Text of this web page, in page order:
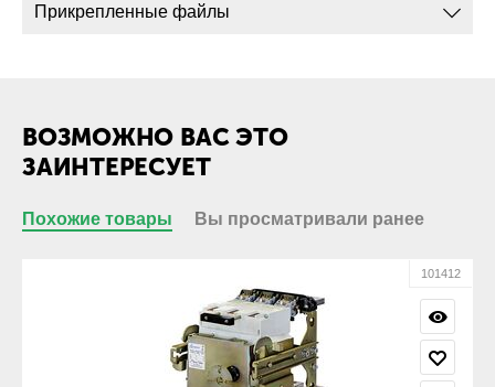
кабеля без
наконечника:
Габариты
Прикрепленные файлы
ВОЗМОЖНО ВАС ЭТО
ЗАИНТЕРЕСУЕТ
Похожие товары Вы просматривали ранее